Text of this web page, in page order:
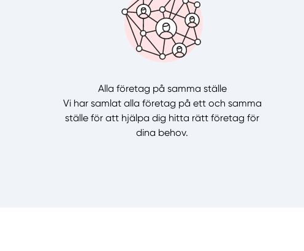
Alla företag på samma ställe
Vi har samlat alla företag på ett och samma
ställe för att hjälpa dig hitta rätt företag för
dina behov.